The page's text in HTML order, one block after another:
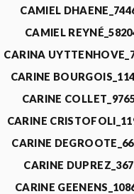
CAMIEL
CAMIEL
CARINA
CARINE
CARINE
CARINE
CARINE
CARINE
CARINE